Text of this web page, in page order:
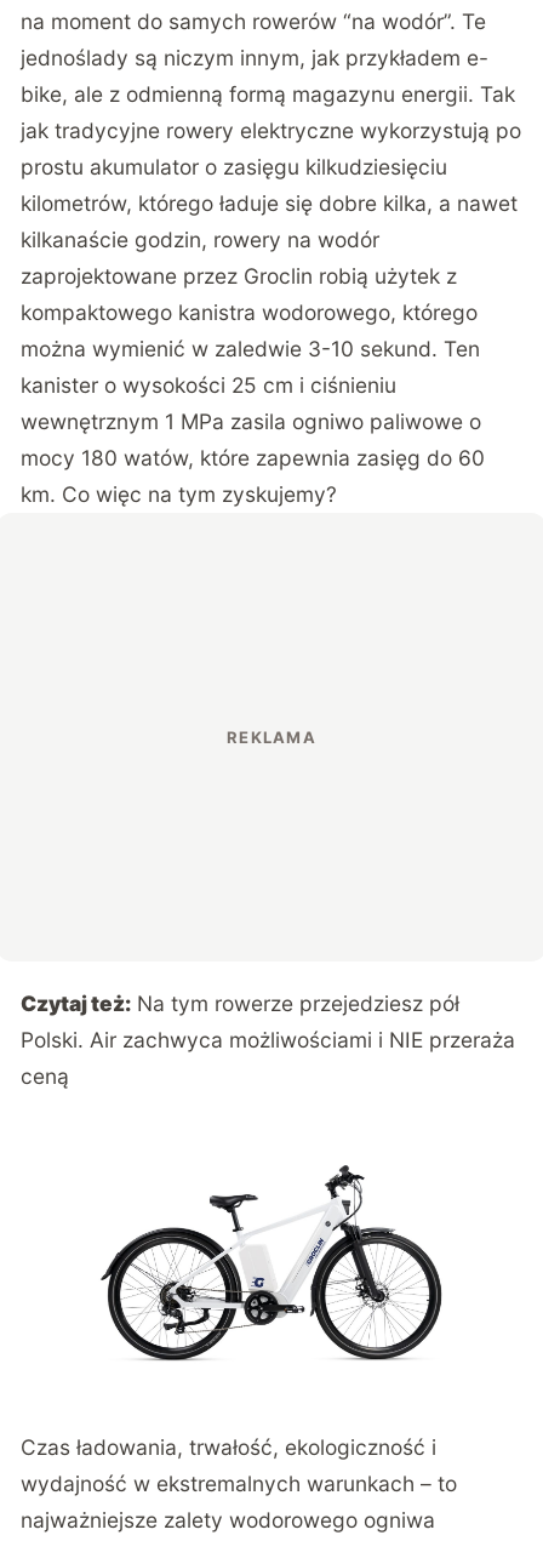
na moment do samych rowerów “na wodór”. Te
jednoślady są niczym innym, jak przykładem e-
bike, ale z odmienną formą magazynu energii. Tak
jak tradycyjne rowery elektryczne wykorzystują po
prostu akumulator o zasięgu kilkudziesięciu
kilometrów, którego ładuje się dobre kilka, a nawet
kilkanaście godzin, rowery na wodór
zaprojektowane przez Groclin robią użytek z
kompaktowego kanistra wodorowego, którego
można wymienić w zaledwie 3-10 sekund. Ten
kanister o wysokości 25 cm i ciśnieniu
wewnętrznym 1 MPa zasila ogniwo paliwowe o
mocy 180 watów, które zapewnia zasięg do 60
km. Co więc na tym zyskujemy?
Czytaj też: Na tym rowerze przejedziesz pół
Polski. Air zachwyca możliwościami i NIE przeraża
ceną
Czas ładowania, trwałość, ekologiczność i
wydajność w ekstremalnych warunkach – to
najważniejsze zalety wodorowego ogniwa